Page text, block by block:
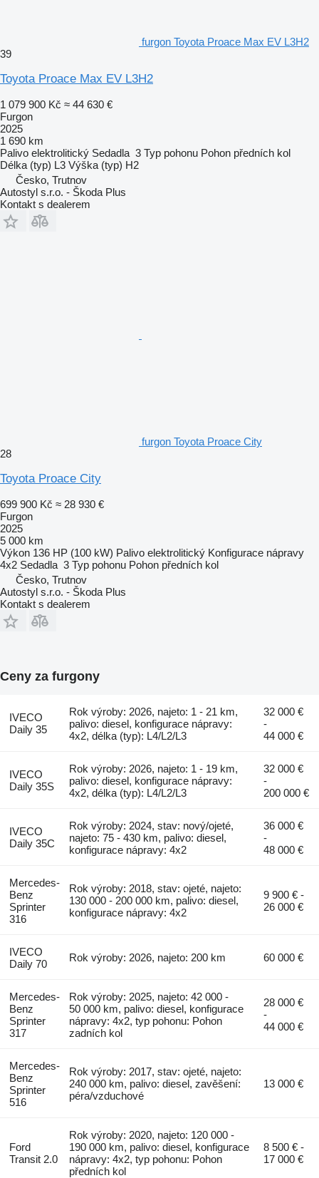
furgon Toyota Proace Max EV L3H2
39
Toyota Proace Max EV L3H2
1 079 900 Kč ≈ 44 630 €
Furgon
2025
1 690 km
Palivo elektrolitický Sedadla 3 Typ pohonu Pohon předních kol
Délka (typ) L3 Výška (typ) H2
Česko, Trutnov
Autostyl s.r.o. - Škoda Plus
Kontakt s dealerem
furgon Toyota Proace City
28
Toyota Proace City
699 900 Kč ≈ 28 930 €
Furgon
2025
5 000 km
Výkon 136 HP (100 kW) Palivo elektrolitický Konfigurace nápravy
4x2 Sedadla 3 Typ pohonu Pohon předních kol
Česko, Trutnov
Autostyl s.r.o. - Škoda Plus
Kontakt s dealerem
Ceny za furgony
IVECO
Daily 35
Rok výroby: 2026, najeto: 1 - 21 km,
palivo: diesel, konfigurace nápravy:
4x2, délka (typ): L4/L2/L3
32 000 €
-
44 000 €
IVECO
Daily 35S
Rok výroby: 2026, najeto: 1 - 19 km,
palivo: diesel, konfigurace nápravy:
4x2, délka (typ): L4/L2/L3
32 000 €
-
200 000 €
IVECO
Daily 35C
Rok výroby: 2024, stav: nový/ojeté,
najeto: 75 - 430 km, palivo: diesel,
konfigurace nápravy: 4x2
36 000 €
-
48 000 €
Mercedes-
Benz
Sprinter
316
Rok výroby: 2018, stav: ojeté, najeto:
130 000 - 200 000 km, palivo: diesel,
konfigurace nápravy: 4x2
9 900 € -
26 000 €
IVECO
Daily 70
Rok výroby: 2026, najeto: 200 km 60 000 €
Mercedes-
Benz
Sprinter
317
Rok výroby: 2025, najeto: 42 000 -
50 000 km, palivo: diesel, konfigurace
nápravy: 4x2, typ pohonu: Pohon
zadních kol
28 000 €
-
44 000 €
Mercedes-
Benz
Sprinter
516
Rok výroby: 2017, stav: ojeté, najeto:
240 000 km, palivo: diesel, zavěšení:
péra/vzduchové
13 000 €
Ford
Transit 2.0
Rok výroby: 2020, najeto: 120 000 -
190 000 km, palivo: diesel, konfigurace
nápravy: 4x2, typ pohonu: Pohon
předních kol
8 500 € -
17 000 €